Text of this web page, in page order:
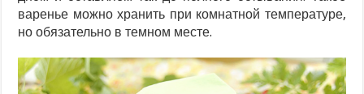
варенье можно хранить при комнатной температуре,
но обязательно в темном месте.